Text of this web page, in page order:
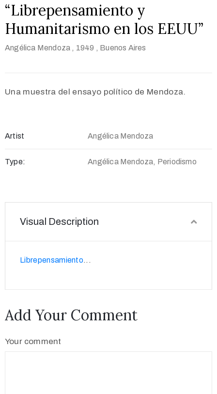
“Librepensamiento y
Humanitarismo en los EEUU”
Angélica Mendoza , 1949 , Buenos Aires
Una muestra del ensayo político de Mendoza.
Artist Angélica Mendoza
Type: Angélica Mendoza, Periodismo
Visual Description
Librepensamiento...
Add Your Comment
Your comment